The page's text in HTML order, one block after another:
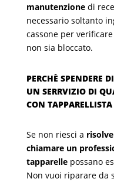
manutenzionedi
necessario soltanto
cassone per verificare
non sia bloccato.
PERCHÈ SPENDERE
UN SERRVIZIO DI
CON TAPPARELLISTA
Se non riesci a
chiamare un
tapparellepossano
Non vuoi riparare da